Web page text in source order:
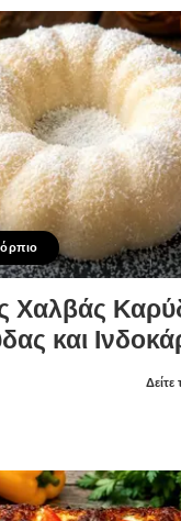
Χαλβάς
και
Δείτε